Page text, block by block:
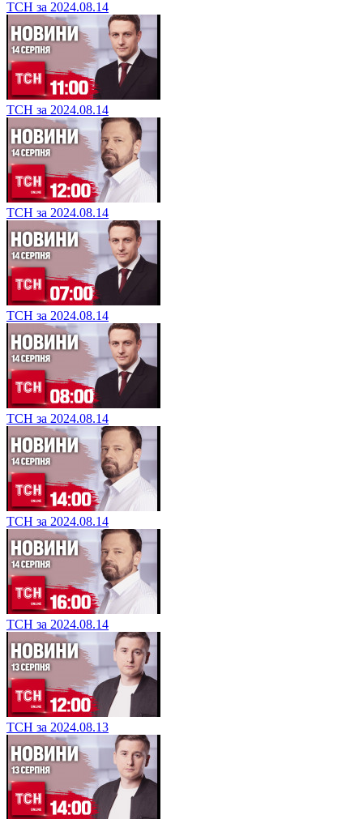
ТСН за 2024.08.14
ТСН за 2024.08.14
ТСН за 2024.08.14
ТСН за 2024.08.14
ТСН за 2024.08.14
ТСН за 2024.08.14
ТСН за 2024.08.14
ТСН за 2024.08.13